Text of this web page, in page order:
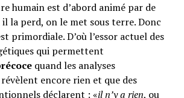
humain est d’abord animé par de
il la perd, on le met sous terre. Donc
primordiale. D’où l’essor actuel des
qui permettent
quand les analyses
encore rien et que des
déclarent : «il n’y a rien, ou